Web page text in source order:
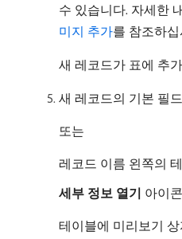
수 있습니다. 자세한
미지 추가를 참조하십
새 레코드가 표에 추
새 레코드의 기본 필
또는
레코드 이름 왼쪽의
세부 정보 열기 아이콘
테이블에 미리보기